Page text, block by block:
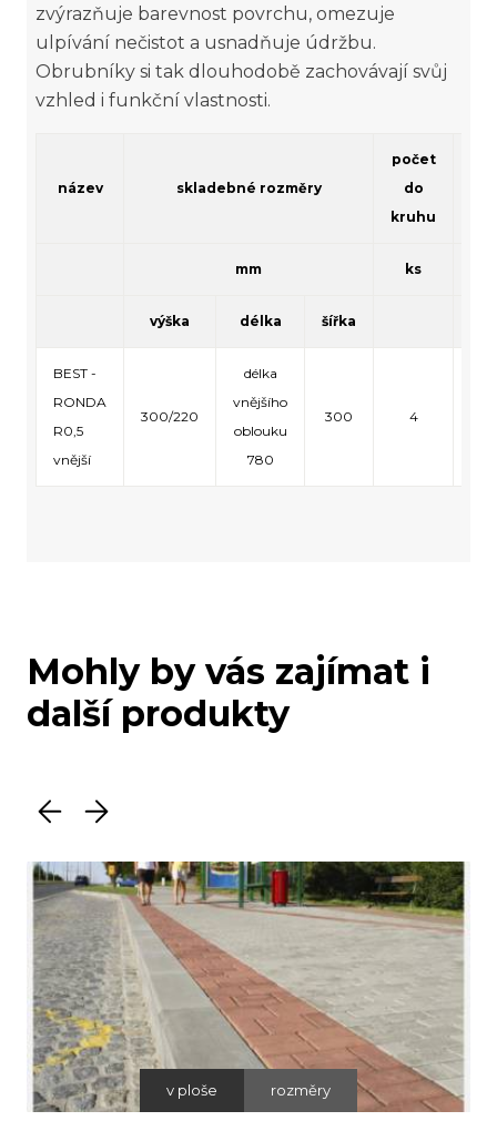
zvýrazňuje barevnost povrchu, omezuje
ulpívání nečistot a usnadňuje údržbu.
Obrubníky si tak dlouhodobě zachovávají svůj
vzhled i funkční vlastnosti.
název skladebné rozměry
počet
do
kruhu
mm ks
výška délka šířka
BEST -
RONDA
R0,5
vnější
300/220
délka
vnějšího
oblouku
780
300 4
Mohly by vás zajímat i
další produkty
v ploše rozměry